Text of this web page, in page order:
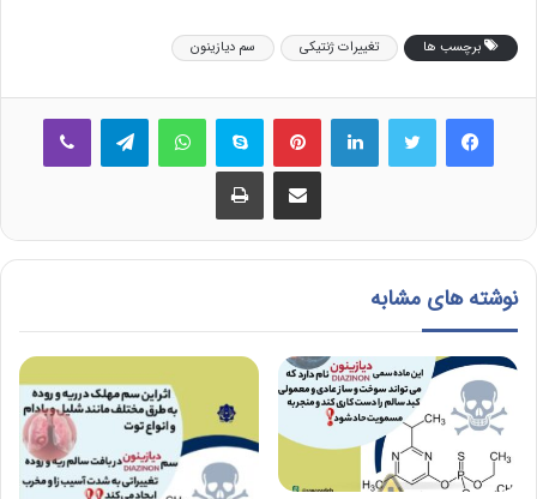
برچسب ها تغییرات ژنتیکی سم دیازینون
فیس بوک لینکدین ‫پین‌ترست اسکایپ واتس آپ
اشتراک گذاری از طریق ایمیل چاپ
نوشته های مشابه